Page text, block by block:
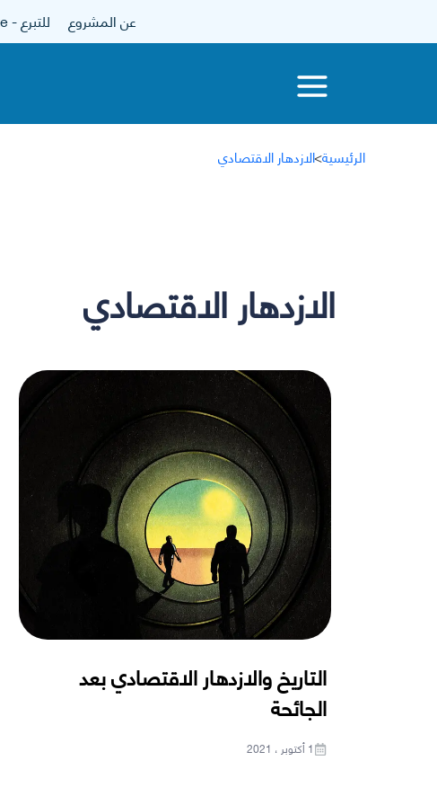
عن المشروع للتبرع - donate
الرئيسية>الازدهار الاقتصادي
الازدهار الاقتصادي
التاريخ والازدهار الاقتصادي بعد
الجائحة
1 أكتوبر ، 2021